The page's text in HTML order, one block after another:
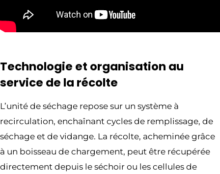
Technologie et organisation au
service de la récolte
L’unité de séchage repose sur un système à
recirculation, enchaînant cycles de remplissage, de
séchage et de vidange. La récolte, acheminée grâce
à un boisseau de chargement, peut être récupérée
directement depuis le séchoir ou les cellules de